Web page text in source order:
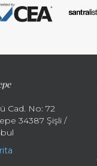
Cad. No: 72
34387 Şişli /